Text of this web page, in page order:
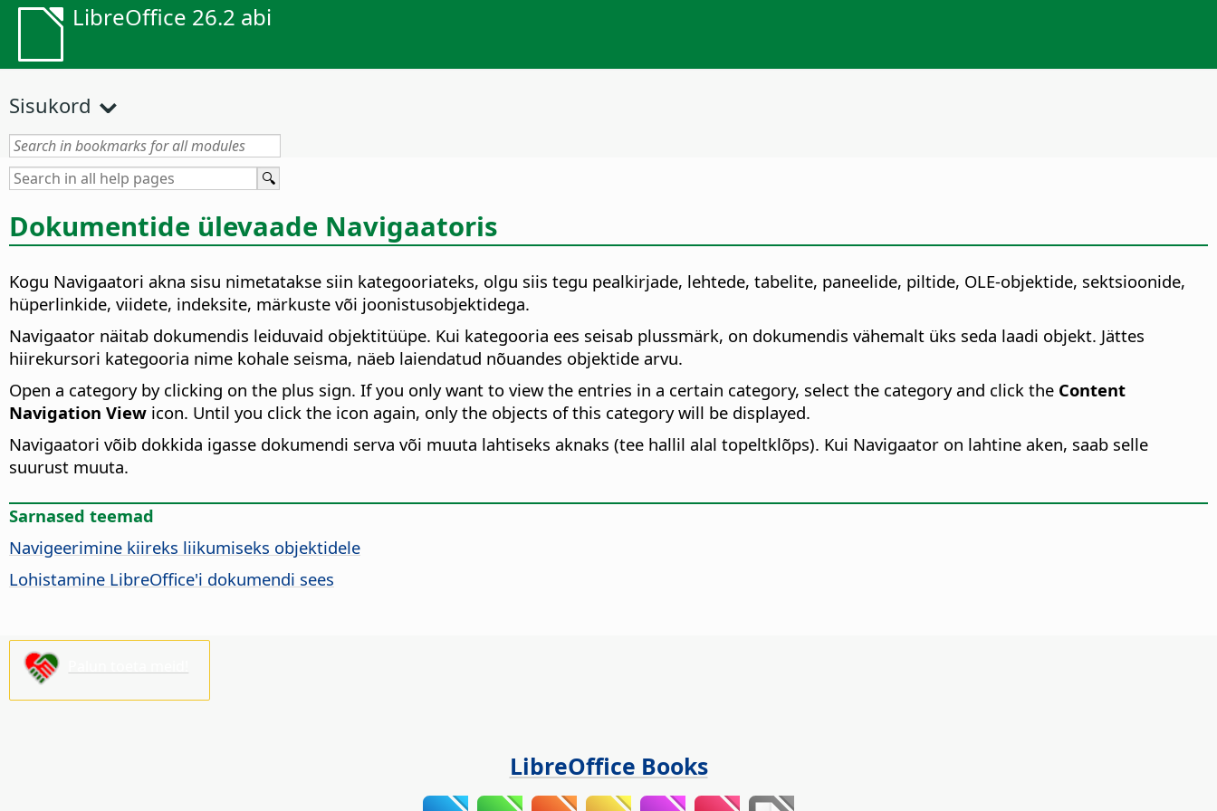
LibreOffice 26.2 abi
Sisukord
Dokumentide ülevaade Navigaatoris
Kogu Navigaatori akna sisu nimetatakse siin kategooriateks, olgu siis tegu pealkirjade, lehtede, tabelite, paneelide, piltide, OLE-objektide, sektsioonide,
hüperlinkide, viidete, indeksite, märkuste või joonistusobjektidega.
Navigaator näitab dokumendis leiduvaid objektitüüpe. Kui kategooria ees seisab plussmärk, on dokumendis vähemalt üks seda laadi objekt. Jättes
hiirekursori kategooria nime kohale seisma, näeb laiendatud nõuandes objektide arvu.
Open a category by clicking on the plus sign. If you only want to view the entries in a certain category, select the category and click the Content
Navigation View icon. Until you click the icon again, only the objects of this category will be displayed.
Navigaatori võib dokkida igasse dokumendi serva või muuta lahtiseks aknaks (tee hallil alal topeltklõps). Kui Navigaator on lahtine aken, saab selle
suurust muuta.
Sarnased teemad
Navigeerimine kiireks liikumiseks objektidele
Lohistamine LibreOffice'i dokumendi sees
LibreOffice Books